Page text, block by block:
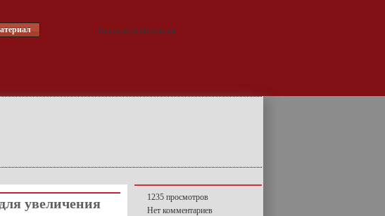
увеличения
1235 просмотров
Нет комментариев